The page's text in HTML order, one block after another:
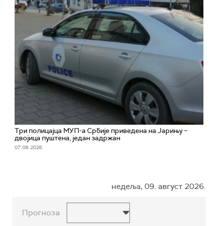
Три полицајца МУП-а Србије приведена на Јарињу –
двојица пуштена, један задржан
07. 08. 2026.
недеља, 09. август 2026.
Прогноза